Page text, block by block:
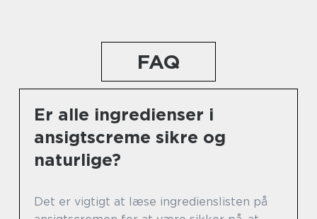
FAQ
Er alle ingredienser i
ansigtscreme sikre og
naturlige?
Det er vigtigt at læse ingredienslisten på